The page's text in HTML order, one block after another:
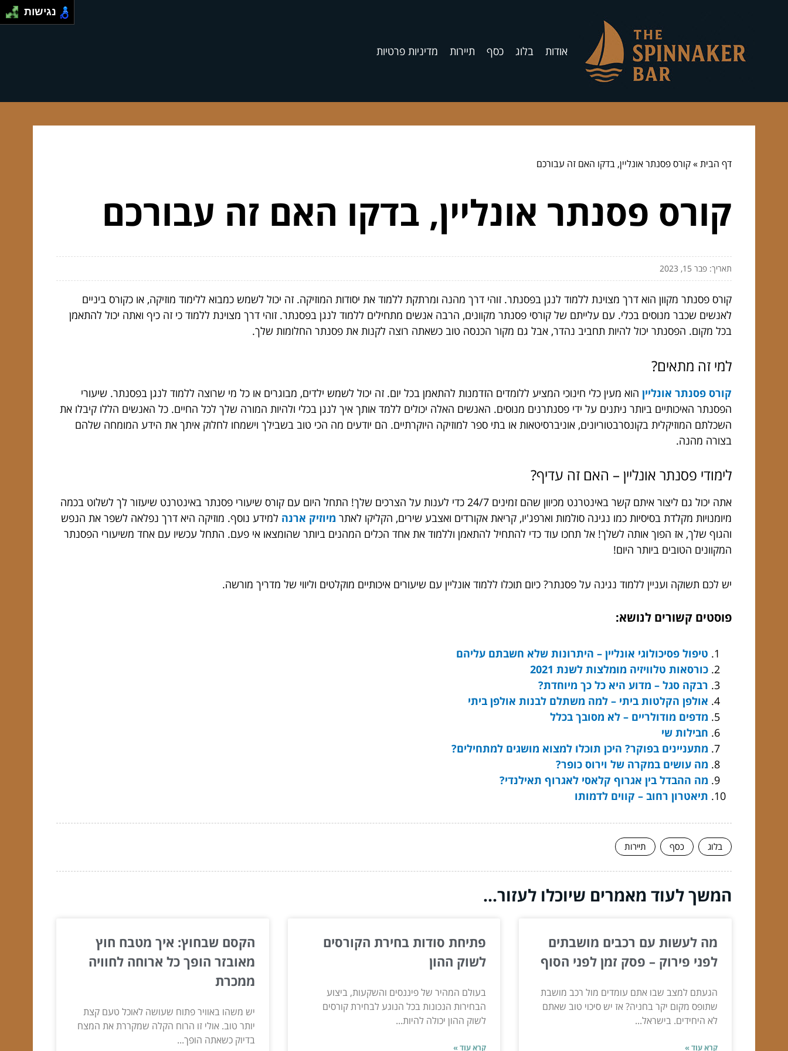
אודות בלוג כסף תיירות מדיניות פרטיות
דף הבית»קורס פסנתר אונליין, בדקו האם זה עבורכם
קורס פסנתר אונליין, בדקו האם זה עבורכם
תאריך: פבר 15, 2023
קורס פסנתר מקוון הוא דרך מצוינת ללמוד לנגן בפסנתר. זוהי דרך מהנה ומרתקת ללמוד את יסודות המוזיקה. זה יכול לשמש כמבוא ללימוד מוזיקה, או כקורס ביניים
לאנשים שכבר מנוסים בכלי. עם עלייתם של קורסי פסנתר מקוונים, הרבה אנשים מתחילים ללמוד לנגן בפסנתר. זוהי דרך מצוינת ללמוד כי זה כיף ואתה יכול להתאמן
בכל מקום. הפסנתר יכול להיות תחביב נהדר, אבל גם מקור הכנסה טוב כשאתה רוצה לקנות את פסנתר החלומות שלך.
למי זה מתאים?
קורס פסנתר אונליין הוא מעין כלי חינוכי המציע ללומדים הזדמנות להתאמן בכל יום. זה יכול לשמש ילדים, מבוגרים או כל מי שרוצה ללמוד לנגן בפסנתר. שיעורי
הפסנתר האיכותיים ביותר ניתנים על ידי פסנתרנים מנוסים. האנשים האלה יכולים ללמד אותך איך לנגן בכלי ולהיות המורה שלך לכל החיים. כל האנשים הללו קיבלו את
השכלתם המוזיקלית בקונסרבטוריונים, אוניברסיטאות או בתי ספר למוזיקה היוקרתיים. הם יודעים מה הכי טוב בשבילך וישמחו לחלוק איתך את הידע המומחה שלהם
בצורה מהנה.
לימודי פסנתר אונליין – האם זה עדיף?
אתה יכול גם ליצור איתם קשר באינטרנט מכיוון שהם זמינים 24/7 כדי לענות על הצרכים שלך! התחל היום עם קורס שיעורי פסנתר באינטרנט שיעזור לך לשלוט בכמה
מיומנויות מקלדת בסיסיות כמו נגינה סולמות וארפג'יו, קריאת אקורדים ואצבע שירים, הקליקו לאתר מיוזיק ארנה למידע נוסף. מוזיקה היא דרך נפלאה לשפר את הנפש
והגוף שלך, אז הפוך אותה לשלך! אל תחכו עוד כדי להתחיל להתאמן וללמוד את אחד הכלים המהנים ביותר שהומצאו אי פעם. התחל עכשיו עם אחד משיעורי הפסנתר
המקוונים הטובים ביותר היום!
יש לכם תשוקה ועניין ללמוד נגינה על פסנתר? כיום תוכלו ללמוד אונליין עם שיעורים איכותיים מוקלטים וליווי של מדריך מורשה.
פוסטים קשורים לנושא:
טיפול פסיכולוגי אונליין – היתרונות שלא חשבתם עליהם
כורסאות טלוויזיה מומלצות לשנת 2021
רבקה סגל – מדוע היא כל כך מיוחדת?
אולפן הקלטות ביתי – למה משתלם לבנות אולפן ביתי
מדפים מודולריים – לא מסובך בכלל
חבילות שי
מתעניינים בפוקר? היכן תוכלו למצוא מושגים למתחילים?
מה עושים במקרה של וירוס כופר?
מה ההבדל בין אגרוף קלאסי לאגרוף תאילנדי?
תיאטרון רחוב – קווים לדמותו
בלוג כסף תיירות
המשך לעוד מאמרים שיוכלו לעזור...
מה לעשות עם רכבים מושבתים
לפני פירוק – פסק זמן לפני הסוף
הגעתם למצב שבו אתם עומדים מול רכב מושבת
שתופס מקום יקר בחניה? אז יש סיכוי טוב שאתם
לא היחידים. בישראל...
קרא עוד »
פתיחת סודות בחירת הקורסים
לשוק ההון
בעולם המהיר של פיננסים והשקעות, ביצוע
הבחירות הנכונות בכל הנוגע לבחירת קורסים
לשוק ההון יכולה להיות...
קרא עוד »
הקסם שבחוץ: איך מטבח חוץ
מאובזר הופך כל ארוחה לחוויה
ממכרת
יש משהו באוויר פתוח שעושה לאוכל טעם קצת
יותר טוב. אולי זו הרוח הקלה שמקררת את המצח
בדיוק כשאתה הופך...
נגישות